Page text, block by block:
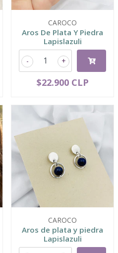
CAROCO
Aros De Plata Y Piedra
Lapislazuli
+
-
$22.900 CLP
CAROCO
Aros de plata y piedra
Lapislazuli